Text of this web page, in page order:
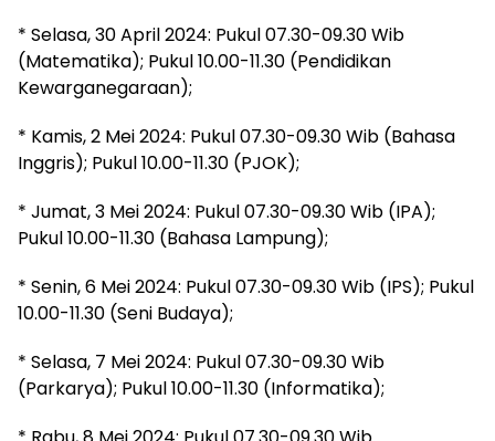
* Selasa, 30 April 2024: Pukul 07.30-09.30 Wib
(Matematika); Pukul 10.00-11.30 (Pendidikan
Kewarganegaraan);
* Kamis, 2 Mei 2024: Pukul 07.30-09.30 Wib (Bahasa
Inggris); Pukul 10.00-11.30 (PJOK);
* Jumat, 3 Mei 2024: Pukul 07.30-09.30 Wib (IPA);
Pukul 10.00-11.30 (Bahasa Lampung);
* Senin, 6 Mei 2024: Pukul 07.30-09.30 Wib (IPS); Pukul
10.00-11.30 (Seni Budaya);
* Selasa, 7 Mei 2024: Pukul 07.30-09.30 Wib
(Parkarya); Pukul 10.00-11.30 (Informatika);